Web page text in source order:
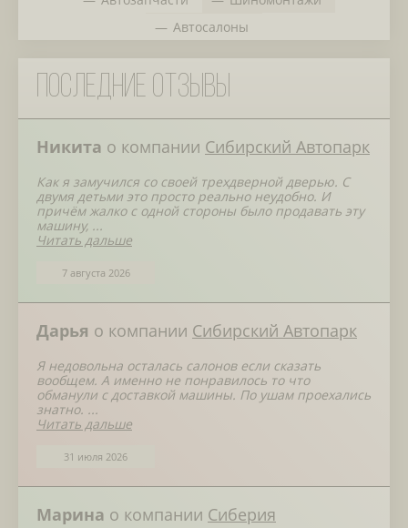
Автосалоны
Последние отзывы
Никита о компании Сибирский Автопарк
Как я замучился со своей трехдверной дверью. С
двумя детьми это просто реально неудобно. И
причём жалко с одной стороны было продавать эту
машину, ...
Читать дальше
7 августа 2026
Дарья о компании Сибирский Автопарк
Я недовольна осталась салонов если сказать
вообщем. А именно не понравилось то что
обманули с доставкой машины. По ушам проехались
знатно. ...
Читать дальше
31 июля 2026
Марина о компании Сиберия